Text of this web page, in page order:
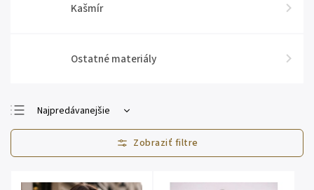
Kašmír
Ostatné materiály
Najpredávanejšie
Najlacnejšie
Najdrahšie